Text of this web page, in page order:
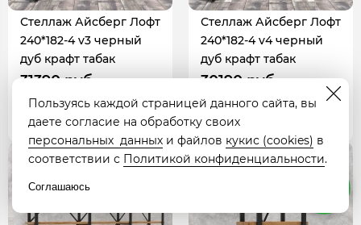
Стеллаж Айсберг Лофт
240*182-4 v3 черный
дуб крафт табак
31390 руб.
В корзину
Стеллаж Айсберг Лофт
240*182-4 v4 черный
дуб крафт табак
30190 руб.
В корзину
живое фото
Пользуясь каждой страницей данного сайта, вы
даете согласие на обработку своих
персональных данных и файлов кукис (cookies) в
соответствии с Политикой конфиденциальности.
Соглашаюсь